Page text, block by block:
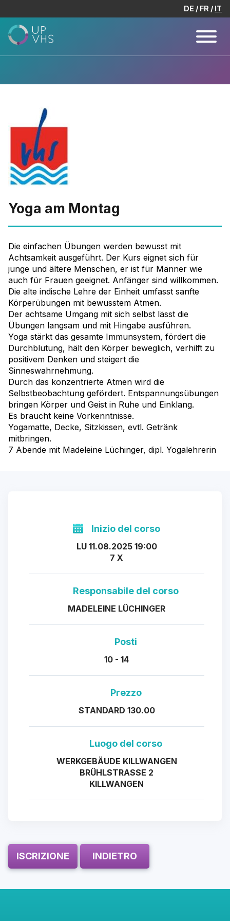
DE FR IT
Yoga am Montag
Die einfachen Übungen werden bewusst mit
Achtsamkeit ausgeführt. Der Kurs eignet sich für
junge und ältere Menschen, er ist für Männer wie
auch für Frauen geeignet. Anfänger sind willkommen.
Die alte indische Lehre der Einheit umfasst sanfte
Körperübungen mit bewusstem Atmen.
Der achtsame Umgang mit sich selbst lässt die
Übungen langsam und mit Hingabe ausführen.
Yoga stärkt das gesamte Immunsystem, fördert die
Durchblutung, hält den Körper beweglich, verhilft zu
positivem Denken und steigert die
Sinneswahrnehmung.
Durch das konzentrierte Atmen wird die
Selbstbeobachtung gefördert. Entspannungsübungen
bringen Körper und Geist in Ruhe und Einklang.
Es braucht keine Vorkenntnisse.
Yogamatte, Decke, Sitzkissen, evtl. Getränk
mitbringen.
7 Abende mit Madeleine Lüchinger, dipl. Yogalehrerin
Inizio del corso
LU 11.08.2025 19:00
7 X
Responsabile del corso
MADELEINE LÜCHINGER
Posti
10 - 14
Prezzo
STANDARD 130.00
Luogo del corso
WERKGEBÄUDE KILLWANGEN
BRÜHLSTRASSE 2
KILLWANGEN
ISCRIZIONE INDIETRO